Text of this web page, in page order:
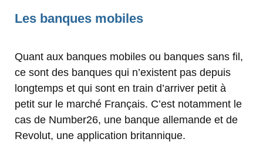
Les banques mobiles
Quant aux banques mobiles ou banques sans fil,
ce sont des banques qui n’existent pas depuis
longtemps et qui sont en train d’arriver petit à
petit sur le marché Français. C’est notamment le
cas de Number26, une banque allemande et de
Revolut, une application britannique.